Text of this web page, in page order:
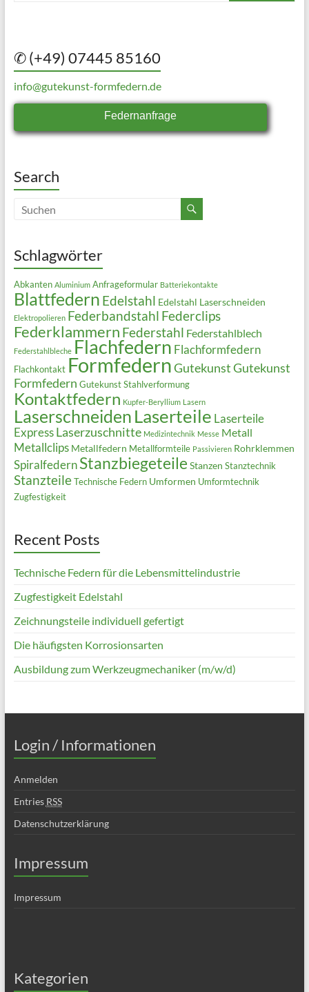
✆ (+49) 07445 85160
info@gutekunst-formfedern.de
Federnanfrage
Search
Schlagwörter
Abkanten Aluminium Anfrageformular Batteriekontakte
Blattfedern Edelstahl Edelstahl Laserschneiden
Elektropolieren Federbandstahl Federclips
Federklammern Federstahl Federstahlblech
Federstahlbleche Flachfedern Flachformfedern
Flachkontakt FormfedernGutekunstGutekunst
Formfedern Gutekunst Stahlverformung
Kontaktfedern Kupfer-Beryllium Lasern
Laserschneiden Laserteile Laserteile
Express Laserzuschnitte Medizintechnik Messe Metall
Metallclips Metallfedern Metallformteile Passivieren Rohrklemmen
Spiralfedern Stanzbiegeteile Stanzen Stanztechnik
Stanzteile Technische Federn Umformen Umformtechnik
Zugfestigkeit
Recent Posts
Technische Federn für die Lebensmittelindustrie
Zugfestigkeit Edelstahl
Zeichnungsteile individuell gefertigt
Die häufigsten Korrosionsarten
Ausbildung zum Werkzeugmechaniker (m/w/d)
Login / Informationen
Anmelden
Entries RSS
Datenschutzerklärung
Impressum
Impressum
Kategorien